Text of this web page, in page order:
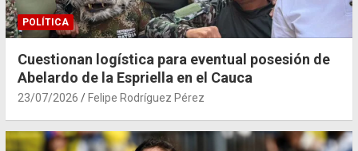
POLÍTICA
Cuestionan logística para eventual posesión de
Abelardo de la Espriella en el Cauca
23/07/2026 Felipe Rodríguez Pérez